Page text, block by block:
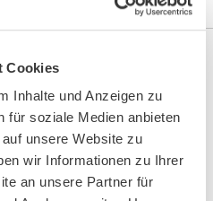
Cookies
Inhalte und Anzeigen zu
für soziale Medien anbieten
unsere Website zu
wir Informationen zu Ihrer
an unsere Partner für